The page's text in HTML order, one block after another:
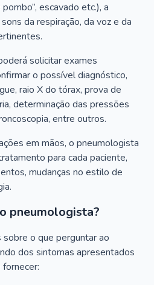
escavado etc.), a
da respiração, da voz e da
solicitar exames
o possível diagnóstico,
raio X do tórax, prova de
determinação das pressões
entre outros.
em mãos, o pneumologista
para cada paciente,
mudanças no estilo de
pneumologista?
o que perguntar ao
dos sintomas apresentados